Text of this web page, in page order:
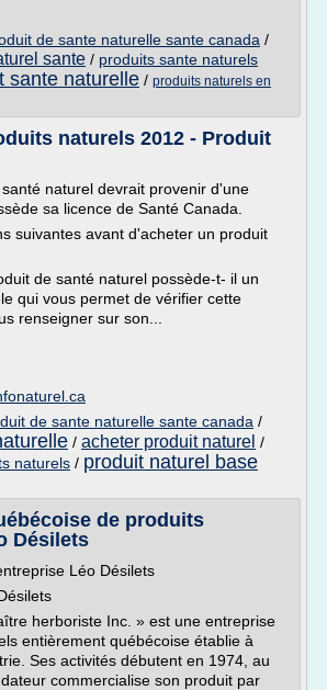
de sante naturelle sante canada /
sante / produits sante naturels
sante naturelle / produits naturels en
naturels 2012 - Produit
naturel devrait provenir d'une
sa licence de Santé Canada.
suivantes avant d'acheter un produit
de santé naturel possède-t- il un
qui vous permet de vérifier cette
renseigner sur son...
de sante naturelle sante canada /
/ acheter produit naturel /
naturels / produit naturel base
de produits
Désilets
Léo Désilets
herboriste Inc. » est une entreprise
entièrement québécoise établie à
Ses activités débutent en 1974, au
commercialise son produit par